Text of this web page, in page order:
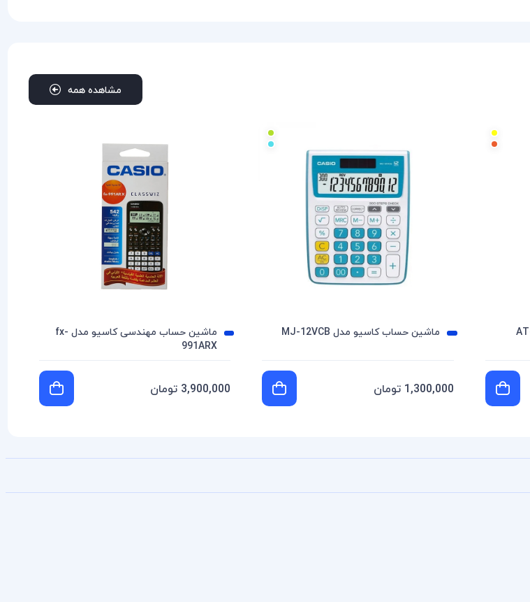
مشاهده همه
ماشین حساب کاسیو مدل MJ-12VCB
1,300,000 تومان
ماشین حساب مهندسی کاسیو مدل fx-
991ARX
3,900,000 تومان